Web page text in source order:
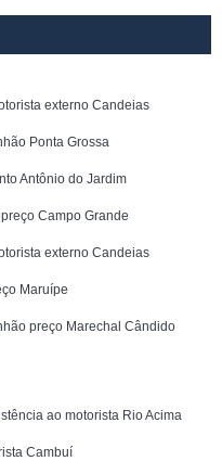
externo Candeias
Ponta Grossa
Antônio do Jardim
Campo Grande
externo Candeias
Maruípe
preço Marechal Cândido
ao motorista Rio Acima
Cambuí